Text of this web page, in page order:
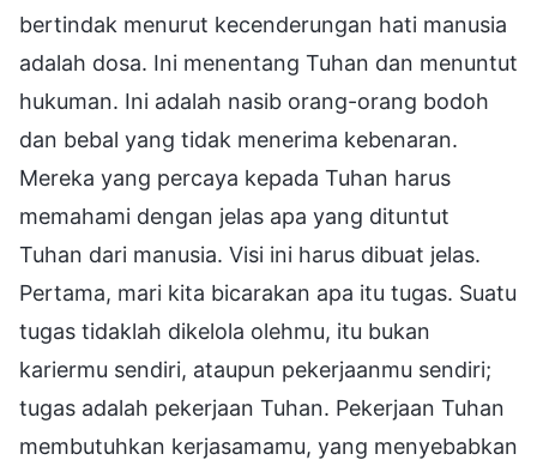
bertindak menurut kecenderungan hati manusia
adalah dosa. Ini menentang Tuhan dan menuntut
hukuman. Ini adalah nasib orang-orang bodoh
dan bebal yang tidak menerima kebenaran.
Mereka yang percaya kepada Tuhan harus
memahami dengan jelas apa yang dituntut
Tuhan dari manusia. Visi ini harus dibuat jelas.
Pertama, mari kita bicarakan apa itu tugas. Suatu
tugas tidaklah dikelola olehmu, itu bukan
kariermu sendiri, ataupun pekerjaanmu sendiri;
tugas adalah pekerjaan Tuhan. Pekerjaan Tuhan
membutuhkan kerjasamamu, yang menyebabkan